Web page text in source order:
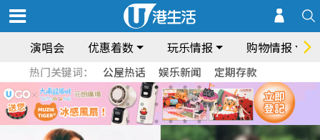
演唱会 优惠着数 玩乐情报 购物情报
热门关键词： 公屋热话 娱乐新闻 定期存款